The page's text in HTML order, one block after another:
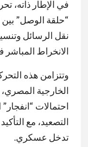
في الإطار ذاته،
“حلقة الوصل”
نقل الرسائل
الانخراط المباشر
وتتزامن هذه
الخارجية
احتمالات
التصعيد، مع
تدخل عسكري.